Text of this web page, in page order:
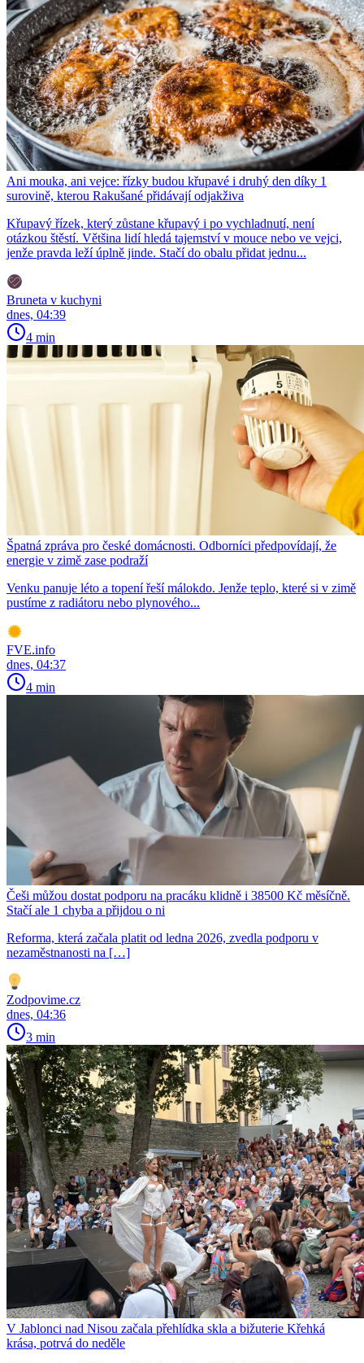
Ani mouka, ani vejce: řízky budou křupavé i druhý den díky 1
surovině, kterou Rakušané přidávají odjakživa
Křupavý řízek, který zůstane křupavý i po vychladnutí, není
otázkou štěstí. Většina lidí hledá tajemství v mouce nebo ve vejci,
jenže pravda leží úplně jinde. Stačí do obalu přidat jednu...
Bruneta v kuchyni
dnes, 04:39
4 min
Špatná zpráva pro české domácnosti. Odborníci předpovídají, že
energie v zimě zase podraží
Venku panuje léto a topení řeší málokdo. Jenže teplo, které si v zimě
pustíme z radiátoru nebo plynového...
FVE.info
dnes, 04:37
4 min
Češi můžou dostat podporu na pracáku klidně i 38500 Kč měsíčně.
Stačí ale 1 chyba a přijdou o ni
Reforma, která začala platit od ledna 2026, zvedla podporu v
nezaměstnanosti na […]
Zodpovime.cz
dnes, 04:36
3 min
V Jablonci nad Nisou začala přehlídka skla a bižuterie Křehká
krása, potrvá do neděle